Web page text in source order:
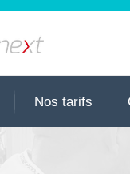
Nos tarifs